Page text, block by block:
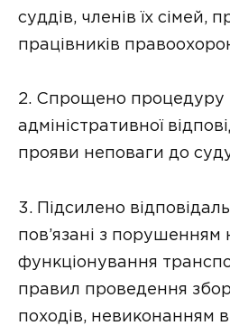
суддів, членів їх сімей,
працівників
2. Спрощено процедуру
адміністративної
прояви неповаги до
3. Підсилено
пов’язані з порушенням
функціонування
правил проведення
походів, невиконанням